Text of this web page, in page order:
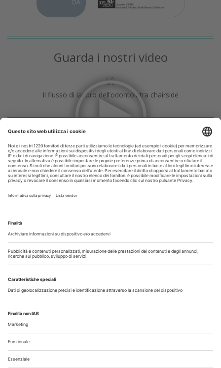
Guarda i nostri video
Il flusso di lavoro dell’odontoiatra chairside
Odontoiatria33